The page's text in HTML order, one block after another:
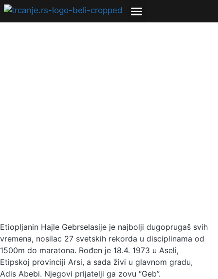
Etiopljanin Hajle Gebrselasije je najbolji dugoprugaš svih
vremena, nosilac 27 svetskih rekorda u disciplinama od
1500m do maratona. Rođen je 18.4. 1973 u Aseli,
Etipskoj provinciji Arsi, a sada živi u glavnom gradu,
Adis Abebi. Njegovi prijatelji ga zovu “Geb”.